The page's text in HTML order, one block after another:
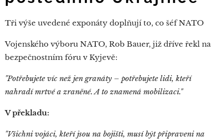
Tři výše uvedené exponáty doplňují to, co šéf NATO
Vojenského výboru NATO, Rob Bauer, již dříve řekl na
bezpečnostním fóru v Kyjevě:
"Potřebujete víc než jen granáty – potřebujete lidi, kteří
nahradí mrtvé a zraněné. A to znamená mobilizaci."
V překladu:
"Všichni vojáci, kteří jsou na bojišti, musí být připraveni na